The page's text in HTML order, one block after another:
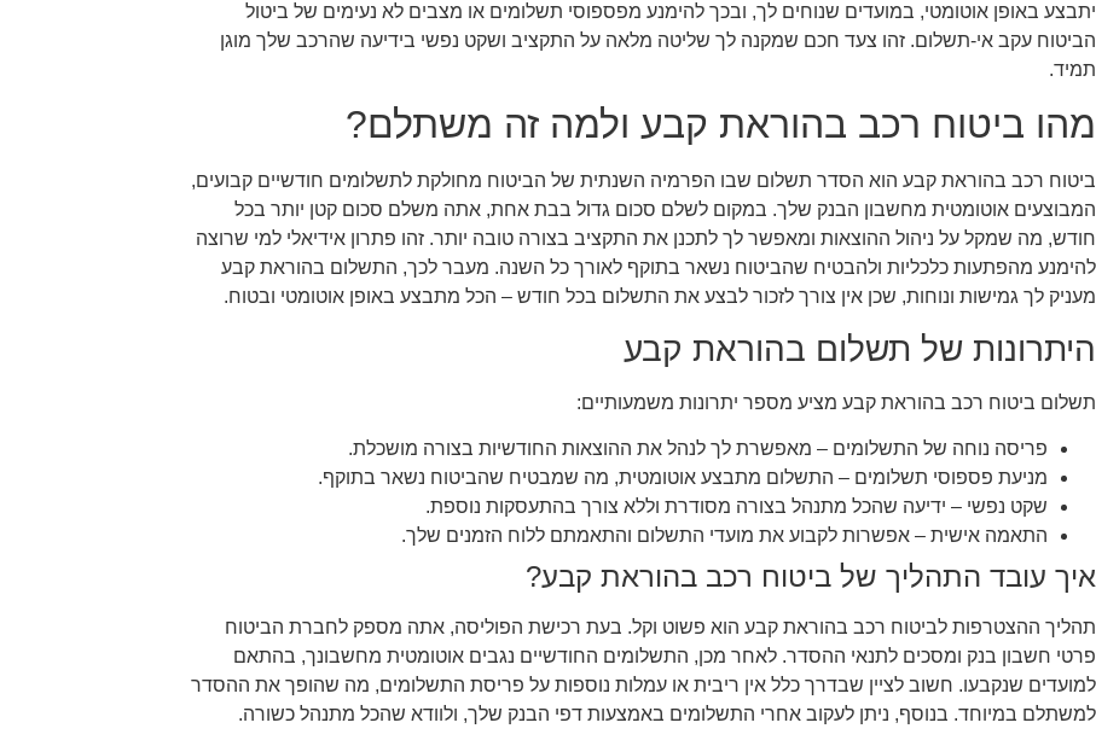
יתבצע באופן אוטומטי, במועדים שנוחים לך, ובכך להימנע מפספוסי תשלומים או מצבים לא נעימים של ביטול
הביטוח עקב אי-תשלום. זהו צעד חכם שמקנה לך שליטה מלאה על התקציב ושקט נפשי בידיעה שהרכב שלך מוגן
תמיד.
מהו ביטוח רכב בהוראת קבע ולמה זה משתלם?
ביטוח רכב בהוראת קבע הוא הסדר תשלום שבו הפרמיה השנתית של הביטוח מחולקת לתשלומים חודשיים קבועים,
המבוצעים אוטומטית מחשבון הבנק שלך. במקום לשלם סכום גדול בבת אחת, אתה משלם סכום קטן יותר בכל
חודש, מה שמקל על ניהול ההוצאות ומאפשר לך לתכנן את התקציב בצורה טובה יותר. זהו פתרון אידיאלי למי שרוצה
להימנע מהפתעות כלכליות ולהבטיח שהביטוח נשאר בתוקף לאורך כל השנה. מעבר לכך, התשלום בהוראת קבע
מעניק לך גמישות ונוחות, שכן אין צורך לזכור לבצע את התשלום בכל חודש – הכל מתבצע באופן אוטומטי ובטוח.
היתרונות של תשלום בהוראת קבע
תשלום ביטוח רכב בהוראת קבע מציע מספר יתרונות משמעותיים:
פריסה נוחה של התשלומים – מאפשרת לך לנהל את ההוצאות החודשיות בצורה מושכלת.
מניעת פספוסי תשלומים – התשלום מתבצע אוטומטית, מה שמבטיח שהביטוח נשאר בתוקף.
שקט נפשי – ידיעה שהכל מתנהל בצורה מסודרת וללא צורך בהתעסקות נוספת.
התאמה אישית – אפשרות לקבוע את מועדי התשלום והתאמתם ללוח הזמנים שלך.
איך עובד התהליך של ביטוח רכב בהוראת קבע?
תהליך ההצטרפות לביטוח רכב בהוראת קבע הוא פשוט וקל. בעת רכישת הפוליסה, אתה מספק לחברת הביטוח
פרטי חשבון בנק ומסכים לתנאי ההסדר. לאחר מכן, התשלומים החודשיים נגבים אוטומטית מחשבונך, בהתאם
למועדים שנקבעו. חשוב לציין שבדרך כלל אין ריבית או עמלות נוספות על פריסת התשלומים, מה שהופך את ההסדר
למשתלם במיוחד. בנוסף, ניתן לעקוב אחרי התשלומים באמצעות דפי הבנק שלך, ולוודא שהכל מתנהל כשורה.